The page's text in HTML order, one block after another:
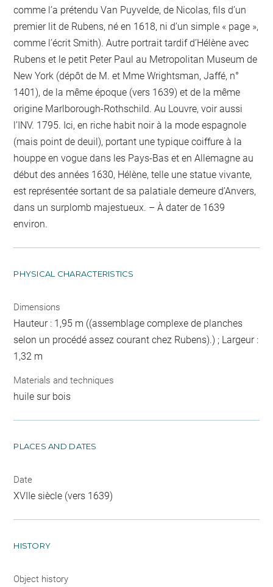
comme l’a prétendu Van Puyvelde, de Nicolas, fils d’un
premier lit de Rubens, né en 1618, ni d’un simple « page »,
comme l’écrit Smith). Autre portrait tardif d’Hélène avec
Rubens et le petit Peter Paul au Metropolitan Museum de
New York (dépôt de M. et Mme Wrightsman, Jaffé, n°
1401), de la même époque (vers 1639) et de la même
origine Marlborough-Rothschild. Au Louvre, voir aussi
l’INV. 1795. Ici, en riche habit noir à la mode espagnole
(mais point de deuil), portant une typique coiffure à la
houppe en vogue dans les Pays-Bas et en Allemagne au
début des années 1630, Hélène, telle une statue vivante,
est représentée sortant de sa palatiale demeure d’Anvers,
dans un surplomb majestueux. – À dater de 1639
environ.
PHYSICAL CHARACTERISTICS
Dimensions
Hauteur : 1,95 m ((assemblage complexe de planches
selon un procédé assez courant chez Rubens).) ; Largeur :
1,32 m
Materials and techniques
huile sur bois
PLACES AND DATES
Date
XVIIe siècle (vers 1639)
HISTORY
Object history